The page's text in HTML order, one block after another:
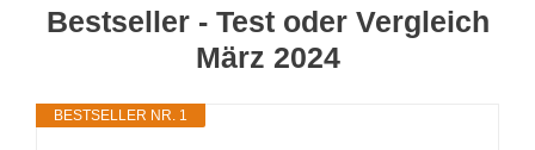
Bestseller - Test oder Vergleich
März 2024
BESTSELLER NR. 1